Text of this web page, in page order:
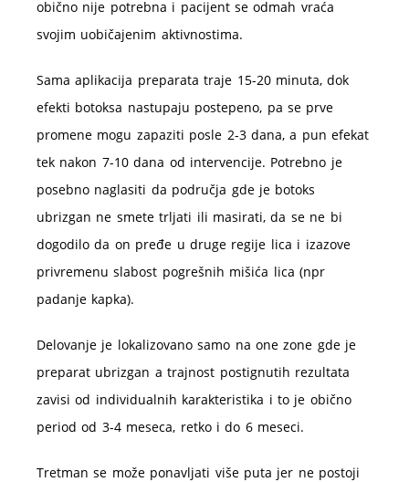
obično nije potrebna i pacijent se odmah vraća
svojim uobičajenim aktivnostima.
Sama aplikacija preparata traje 15-20 minuta, dok
efekti botoksa nastupaju postepeno, pa se prve
promene mogu zapaziti posle 2-3 dana, a pun efekat
tek nakon 7-10 dana od intervencije. Potrebno je
posebno naglasiti da područja gde je botoks
ubrizgan ne smete trljati ili masirati, da se ne bi
dogodilo da on pređe u druge regije lica i izazove
privremenu slabost pogrešnih mišića lica (npr
padanje kapka).
Delovanje je lokalizovano samo na one zone gde je
preparat ubrizgan a trajnost postignutih rezultata
zavisi od individualnih karakteristika i to je obično
period od 3-4 meseca, retko i do 6 meseci.
Tretman se može ponavljati više puta jer ne postoji